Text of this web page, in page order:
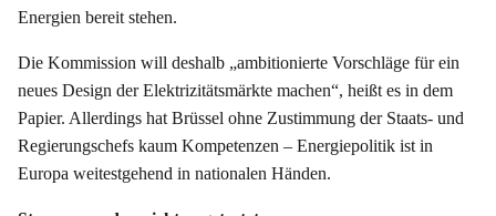
Energien bereit stehen.
Die Kommission will deshalb „ambitionierte Vorschläge für ein
neues Design der Elektrizitätsmärkte machen“, heißt es in dem
Papier. Allerdings hat Brüssel ohne Zustimmung der Staats- und
Regierungschefs kaum Kompetenzen – Energiepolitik ist in
Europa weitestgehend in nationalen Händen.